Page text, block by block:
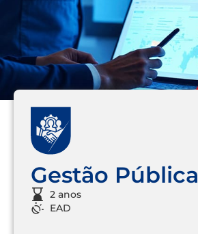
Gestão Pública
2 anos
EAD